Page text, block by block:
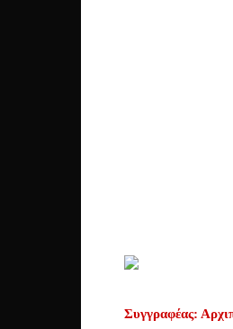
Συγγραφέας: